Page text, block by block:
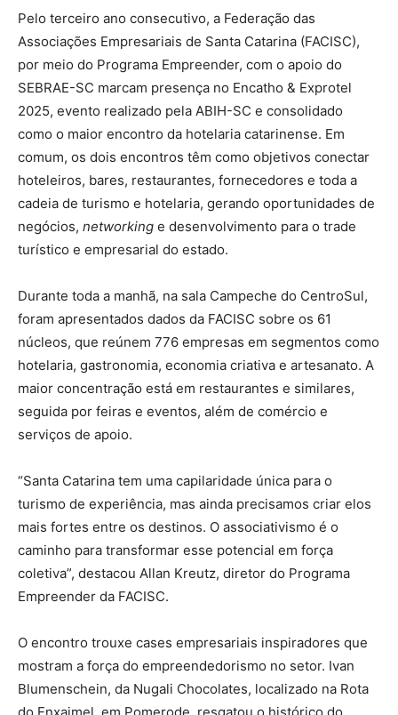
Pelo terceiro ano consecutivo, a Federação das
Associações Empresariais de Santa Catarina (FACISC),
por meio do Programa Empreender, com o apoio do
SEBRAE-SC marcam presença no Encatho & Exprotel
2025, evento realizado pela ABIH-SC e consolidado
como o maior encontro da hotelaria catarinense. Em
comum, os dois encontros têm como objetivos conectar
hoteleiros, bares, restaurantes, fornecedores e toda a
cadeia de turismo e hotelaria, gerando oportunidades de
negócios, networking e desenvolvimento para o trade
turístico e empresarial do estado.
Durante toda a manhã, na sala Campeche do CentroSul,
foram apresentados dados da FACISC sobre os 61
núcleos, que reúnem 776 empresas em segmentos como
hotelaria, gastronomia, economia criativa e artesanato. A
maior concentração está em restaurantes e similares,
seguida por feiras e eventos, além de comércio e
serviços de apoio.
“Santa Catarina tem uma capilaridade única para o
turismo de experiência, mas ainda precisamos criar elos
mais fortes entre os destinos. O associativismo é o
caminho para transformar esse potencial em força
coletiva”, destacou Allan Kreutz, diretor do Programa
Empreender da FACISC.
O encontro trouxe cases empresariais inspiradores que
mostram a força do empreendedorismo no setor. Ivan
Blumenschein, da Nugali Chocolates, localizado na Rota